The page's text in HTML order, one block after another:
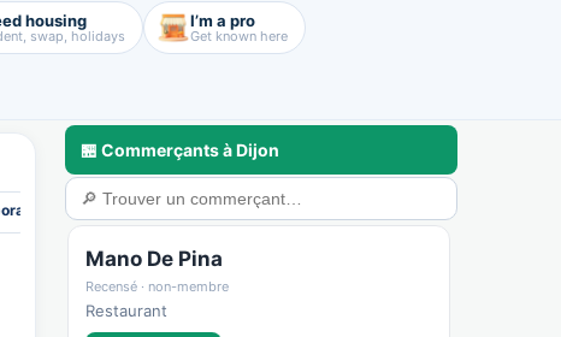
housing
swap, holidays
I’m a pro
Get known here
💼 Pros & nous rejoindre 🛟 Sécurité & confiance 🃏 Cartes &
🏪 Commerçants à Dijon
Mano De Pina
Recensé · non-membre
Restaurant